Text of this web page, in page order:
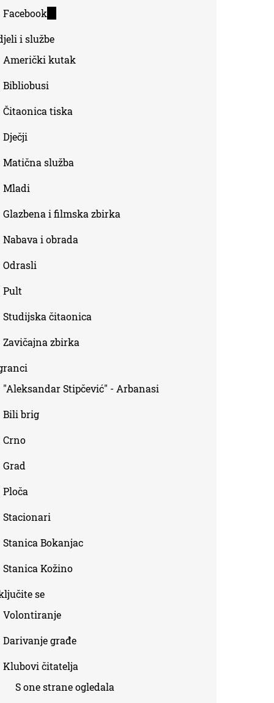
external)
Facebook
external)
i službe
Američki kutak
Bibliobusi
Čitaonica tiska
Dječji
Matična služba
Mladi
Glazbena i filmska zbirka
Nabava i obrada
Odrasli
Pult
Studijska čitaonica
Zavičajna zbirka
"Aleksandar Stipčević" - Arbanasi
Bili brig
Crno
Grad
Ploča
Stacionari
Stanica Bokanjac
Stanica Kožino
se
Volontiranje
Darivanje građe
Klubovi čitatelja
S one strane ogledala